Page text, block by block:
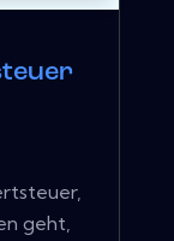
geht,